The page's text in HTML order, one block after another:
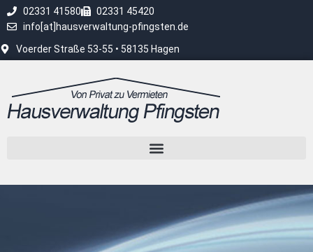
02331 41580
02331 45420
info[at]hausverwaltung-pfingsten.de
Voerder Straße 53-55 • 58135 Hagen